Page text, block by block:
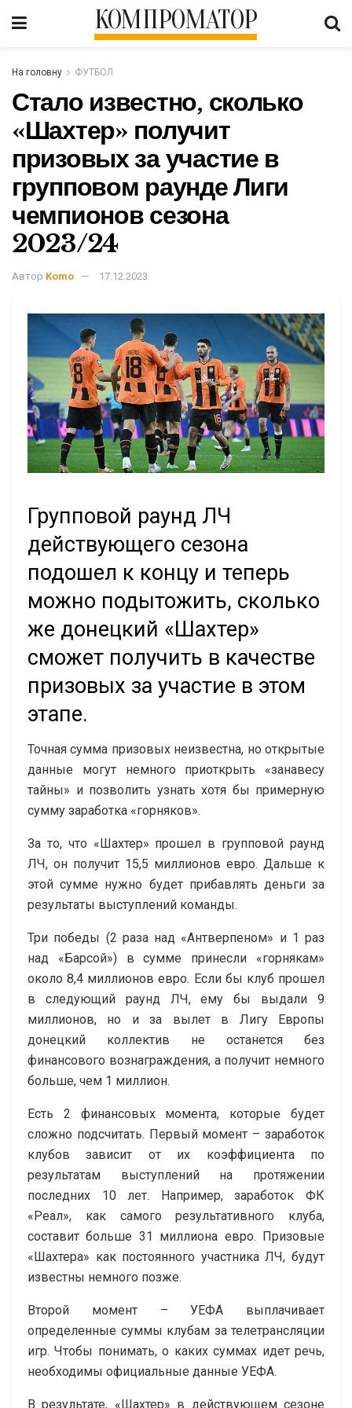
КОМПРОМАТОР
На головну ФУТБОЛ
Стало известно, сколько
«Шахтер» получит
призовых за участие в
групповом раунде Лиги
чемпионов сезона
2023/24
Автор Komo 17.12.2023
Групповой раунд ЛЧ
действующего сезона
подошел к концу и теперь
можно подытожить, сколько
же донецкий «Шахтер»
сможет получить в качестве
призовых за участие в этом
этапе.
Точная сумма призовых неизвестна, но открытые
данные могут немного приоткрыть «занавесу
тайны» и позволить узнать хотя бы примерную
сумму заработка «горняков».
За то, что «Шахтер» прошел в групповой раунд
ЛЧ, он получит 15,5 миллионов евро. Дальше к
этой сумме нужно будет прибавлять деньги за
результаты выступлений команды.
Три победы (2 раза над «Антверпеном» и 1 раз
над «Барсой») в сумме принесли «горнякам»
около 8,4 миллионов евро. Если бы клуб прошел
в следующий раунд ЛЧ, ему бы выдали 9
миллионов, но и за вылет в Лигу Европы
донецкий коллектив не останется без
финансового вознаграждения, а получит немного
больше, чем 1 миллион.
Есть 2 финансовых момента, которые будет
сложно подсчитать. Первый момент – заработок
клубов зависит от их коэффициента по
результатам выступлений на протяжении
последних 10 лет. Например, заработок ФК
«Реал», как самого результативного клуба,
составит больше 31 миллиона евро. Призовые
«Шахтера» как постоянного участника ЛЧ, будут
известны немного позже.
Второй момент – УЕФА выплачивает
определенные суммы клубам за телетрансляции
игр. Чтобы понимать, о каких суммах идет речь,
необходимы официальные данные УЕФА.
В результате, «Шахтер» в действующем сезоне